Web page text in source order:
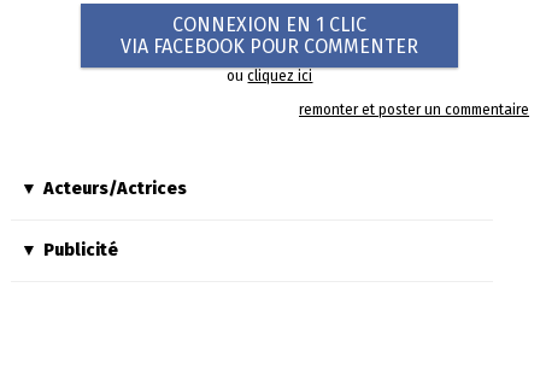
CONNEXION EN 1 CLIC
VIA FACEBOOK POUR COMMENTER
oucliquez ici
remonter et poster un commentaire
Acteurs/Actrices
Publicité